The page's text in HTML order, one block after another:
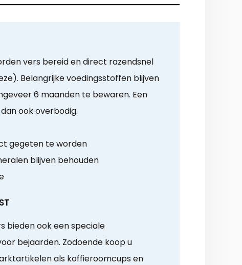
vers bereid en direct razendsnel
Belangrijke voedingsstoffen blijven
6 maanden te bewaren. Een
ook overbodig.
gegeten te worden
blijven behouden
bieden ook een speciale
bejaarden. Zodoende koop u
als koffieroomcups en